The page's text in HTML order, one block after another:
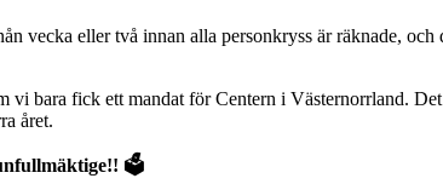
vecka eller två innan alla personkryss är räknade,
bara fick ett mandat för Centern i Västernorrland.
året.
🗳